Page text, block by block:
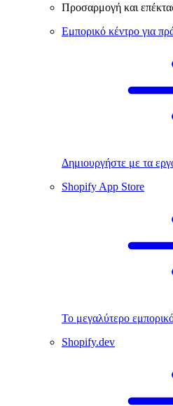
Προσαρμογή και
Εμπορικό κέντρο για
Δημιουργήστε με τα
Shopify App Store
Το μεγαλύτερο
Shopify.dev